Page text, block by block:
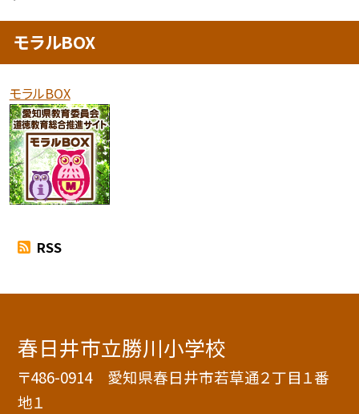
モラルBOX
モラルBOX
RSS
春日井市立勝川小学校
〒486-0914 愛知県春日井市若草通２丁目１番
地１